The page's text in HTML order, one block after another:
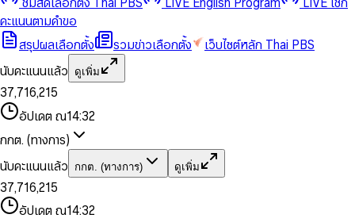
คะแนนตามคำขอ
สรุปผลเลือกตั้ง
รวมข่าวเลือกตั้ง
เว็บไซต์หลัก Thai PBS
นับคะแนนแล้ว
ดูเพิ่ม
0
1
2
3
4
5
6
8
9
1
2
3
4
5
6
7
8
9
,
1
2
4
6
7
8
9
0
1
2
3
4
5
6
7
8
9
0
1
3
5
6
7
8
9
,
1
2
4
5
7
8
9
0
1
3
4
6
7
8
9
0
2
3
4
5
7
8
อัปเดต ณ14:32
กกต. (ทางการ)
นับคะแนนแล้ว
กกต. (ทางการ) ดูเพิ่ม
0
1
2
3
4
5
0
1
2
4
5
6
7
8
9
,
0
1
2
4
6
7
8
9
0
1
2
3
0
1
3
5
6
7
8
,
1
2
4
0
1
3
0
2
3
4
5
7
อัปเดต ณ14:32